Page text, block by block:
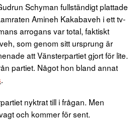
Schyman fullständigt plattade
Amineh Kakabaveh i ett tv-
arrogans var total, faktiskt
som genom sitt ursprung är
att Vänsterpartiet gjort för lite.
partiet. Något hon bland annat
.
nyktrat till i frågan. Men
och kommer för sent.